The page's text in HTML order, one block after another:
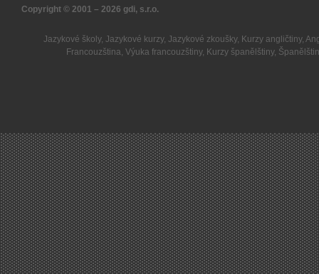
Copyright © 2001 – 2026 gdi, s.r.o.
Jazykové školy, Jazykové kurzy, Jazykové zkoušky, Kurzy angličtiny,
Francouzština,Výuka francouzštiny, Kurzy španělštiny,